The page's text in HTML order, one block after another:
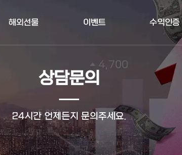
해외선물 이벤트 수익인증
상담문의
24시간 언제든지 문의주세요.